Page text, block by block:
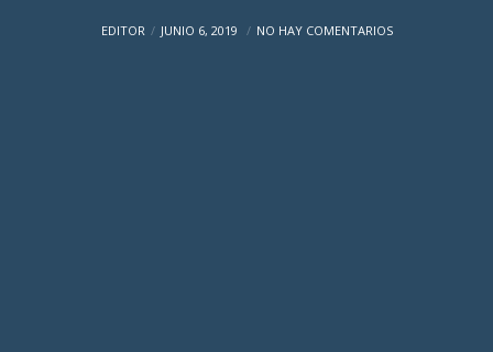
EDITOR JUNIO 6, 2019 NO HAY COMENTARIOS